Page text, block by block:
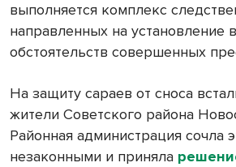
выполняется комплекс
направленных на установление
обстоятельств совершенных
На защиту сараев от сноса
жители Советского района
Районная администрация сочла
незаконными и приняла